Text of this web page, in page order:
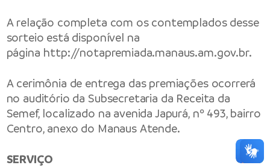
A relação completa com os contemplados desse
sorteio está disponível na
página http://notapremiada.manaus.am.gov.br.
A cerimônia de entrega das premiações ocorrerá
no auditório da Subsecretaria da Receita da
Semef, localizado na avenida Japurá, nº 493, bairro
Centro, anexo do Manaus Atende.
SERVIÇO